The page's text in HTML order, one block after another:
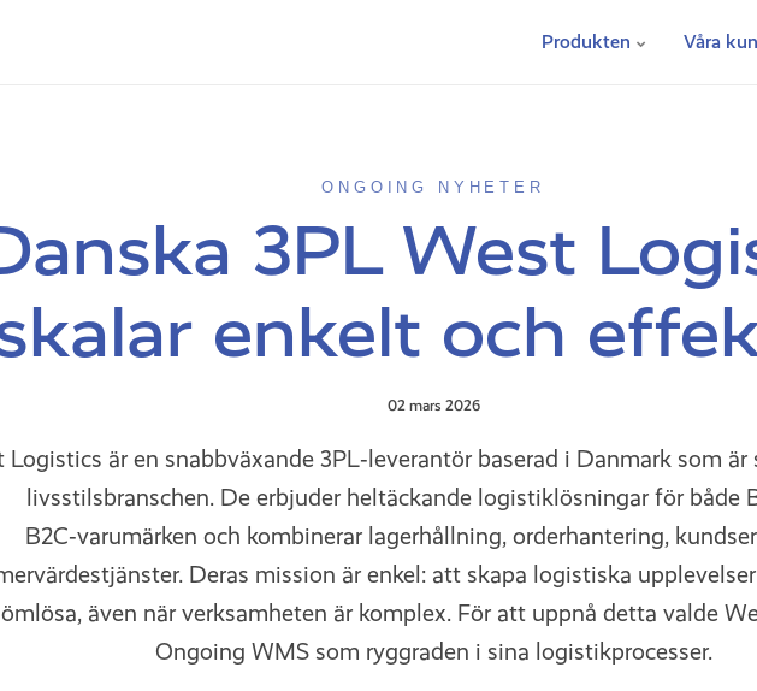
Produkten Våra
ONGOING NYHETER
3PL West
enkelt och
02 mars 2026
Logistics är en snabbväxande 3PL‑leverantör baserad i Danmark som är
livsstilsbranschen. De erbjuder heltäckande logistiklösningar för både
B2C‑varumärken och kombinerar lagerhållning, orderhantering,
Deras mission är enkel: att skapa logistiska
även när verksamheten är komplex. För att uppnå detta valde
Ongoing WMS som ryggraden i sina logistikprocesser.